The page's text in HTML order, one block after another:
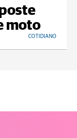
moto
COTIDIANO